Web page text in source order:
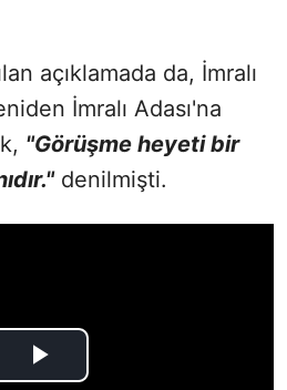
açıklamada da, İmralı
İmralı Adası'na
"Görüşme heyeti bir
denilmişti.